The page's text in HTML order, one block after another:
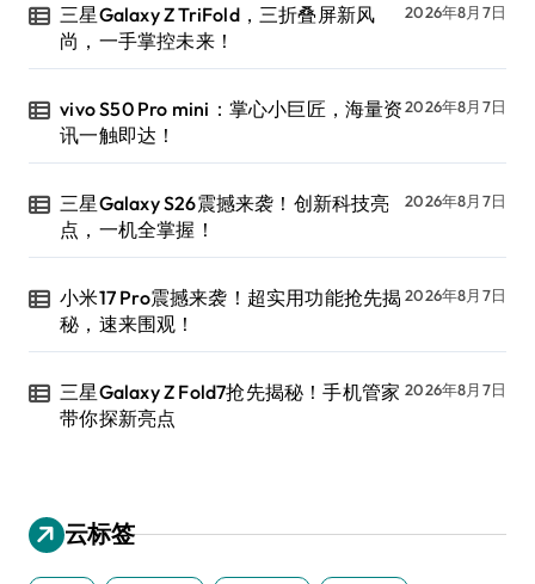
三星Galaxy Z TriFold，三折叠屏新风
尚，一手掌控未来！
2026年8月7日
vivo S50 Pro mini：掌心小巨匠，海量资
讯一触即达！
2026年8月7日
三星Galaxy S26震撼来袭！创新科技亮
点，一机全掌握！
2026年8月7日
小米17 Pro震撼来袭！超实用功能抢先揭
秘，速来围观！
2026年8月7日
三星Galaxy Z Fold7抢先揭秘！手机管家
带你探新亮点
2026年8月7日
云标签